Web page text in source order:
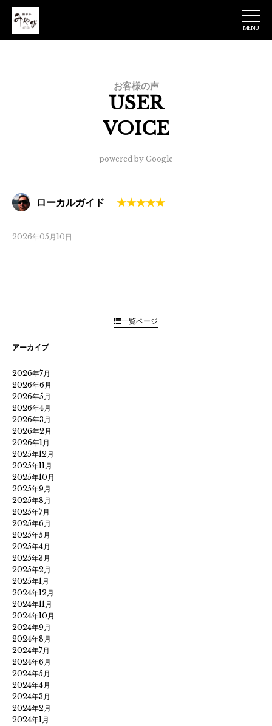
神戸牛みやび 日
MENU
お客様の声
USER
VOICE
powered by Google
ローカルガイド
2026年05月10日
一覧ページ
アーカイブ
2026年7月
2026年6月
2026年5月
2026年4月
2026年3月
2026年2月
2026年1月
2025年12月
2025年11月
2025年10月
2025年9月
2025年8月
2025年7月
2025年6月
2025年5月
2025年4月
2025年3月
2025年2月
2025年1月
2024年12月
2024年11月
2024年10月
2024年9月
2024年8月
2024年7月
2024年6月
2024年5月
2024年4月
2024年3月
2024年2月
2024年1月